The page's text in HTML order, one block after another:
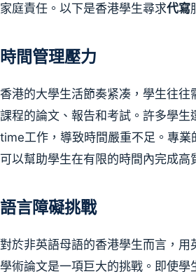
家庭責任。以下是香港學生尋求代寫
時間管理壓力
香港的大學生活節奏紧凑，學生往往
課程的論文、報告和考試。許多學
time工作，導致時間嚴重不足。專業
可以幫助學生在有限的時間內完成高
語言障礙挑戰
對於非英語母語的香港學生而言，用
學術論文是一項巨大的挑戰。即使學